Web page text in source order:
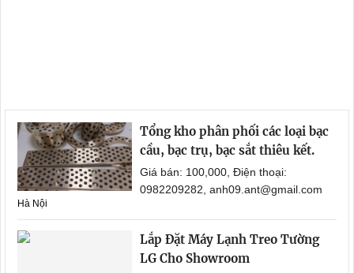
Tổng kho phân phối các loại bạc
cầu, bạc trụ, bạc sắt thiêu kết.
Giá bán: 100,000, Điện thoại:
0982209282, anh09.ant@gmail.com
Hà Nội
Lắp Đặt Máy Lạnh Treo Tường
LG Cho Showroom